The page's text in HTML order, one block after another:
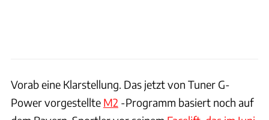
Vorab eine Klarstellung. Das jetzt von Tuner G-
Power vorgestellte M2 -Programm basiert noch auf